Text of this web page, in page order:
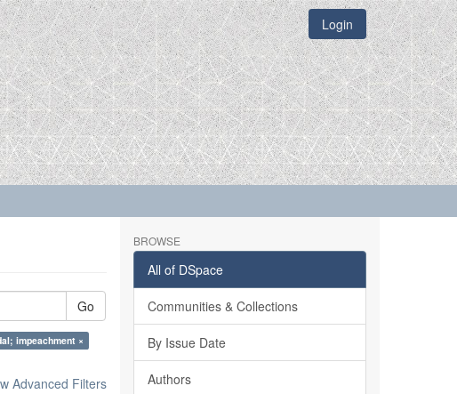
Login
Go
impeachment ×
Advanced Filters
BROWSE
All of DSpace
Communities & Collections
By Issue Date
Authors